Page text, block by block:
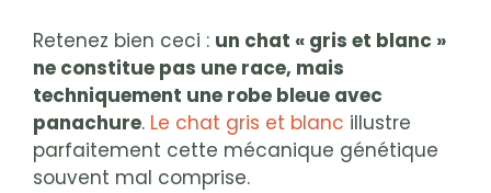
Retenez bien ceci : un chat « gris et blanc »
ne constitue pas une race, mais
techniquement une robe bleue avec
panachure. Le chat gris et blanc illustre
parfaitement cette mécanique génétique
souvent mal comprise.